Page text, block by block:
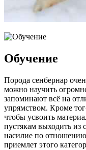
Обучение
Порода сенбернар
можно научить
запоминают всё на
упрямством. Кроме
чтобы усвоить
пустякам выходить из
насилие по
приемлет этого